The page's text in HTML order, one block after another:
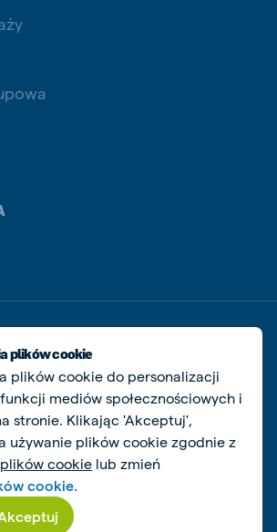
i plików cookie
Nutrition
plików cookie
plików cookie do personalizacji
mediów społecznościowych i
stronie. Klikając 'Akceptuj',
używanie plików cookie zgodnie z
cookie lub zmień
cookie.